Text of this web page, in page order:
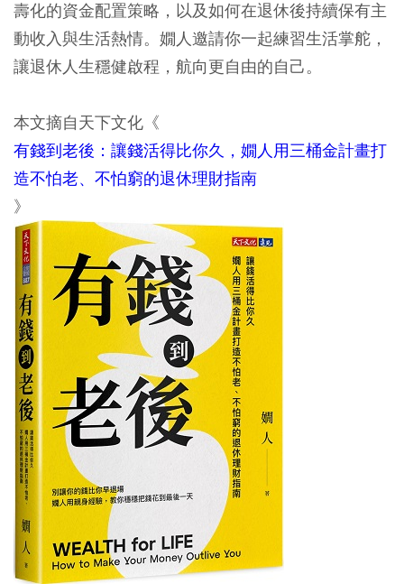
壽化的資金配置策略，以及如何在退休後持續保有主
動收入與生活熱情。嫺人邀請你一起練習生活掌舵，
讓退休人生穩健啟程，航向更自由的自己。
本文摘自天下文化《
有錢到老後：讓錢活得比你久，嫺人用三桶金計畫打
造不怕老、不怕窮的退休理財指南
》